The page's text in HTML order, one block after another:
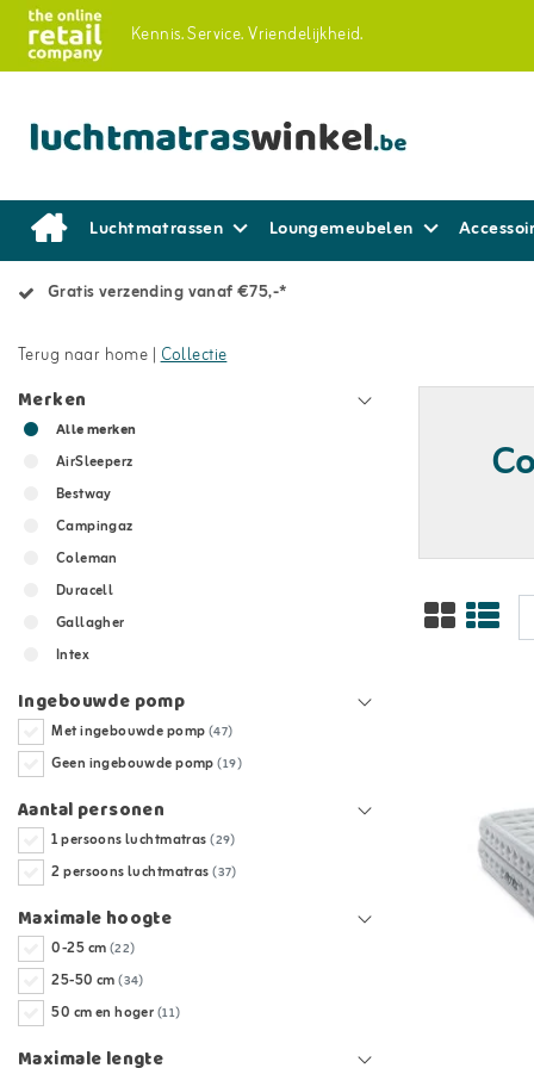
Kennis.Service.Vriendelijkheid.
Luchtmatrassen Loungemeubelen
Gratis verzending vanaf €75,-*
Terug naar home |Collectie
Merken
Alle merken
AirSleeperz
Bestway
Campingaz
Coleman
Duracell
Gallagher
Intex
Ingebouwde pomp
Met ingebouwde pomp(47)
Geen ingebouwde pomp(19)
Aantal personen
1 persoons luchtmatras(29)
2 persoons luchtmatras(37)
Maximale hoogte
0-25 cm(22)
25-50 cm(34)
50 cm en hoger(11)
Maximale lengte